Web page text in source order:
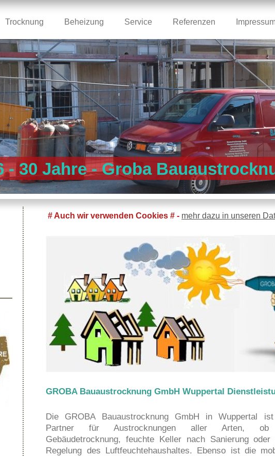
Trocknung Beheizung Service Referenzen
- 30 Jahre - Groba
# Auch wir verwenden Cookies # - mehr dazu in unseren
GROBA Bauaustrocknung GmbH Wuppertal
Die GROBA Bauaustrocknung GmbH in Wuppertal
Partner für Austrocknungen aller Arten, ob
Gebäudetrocknung, feuchte Keller nach Sanierung
Regelung des Luftfeuchtehaushaltes. Ebenso ist die